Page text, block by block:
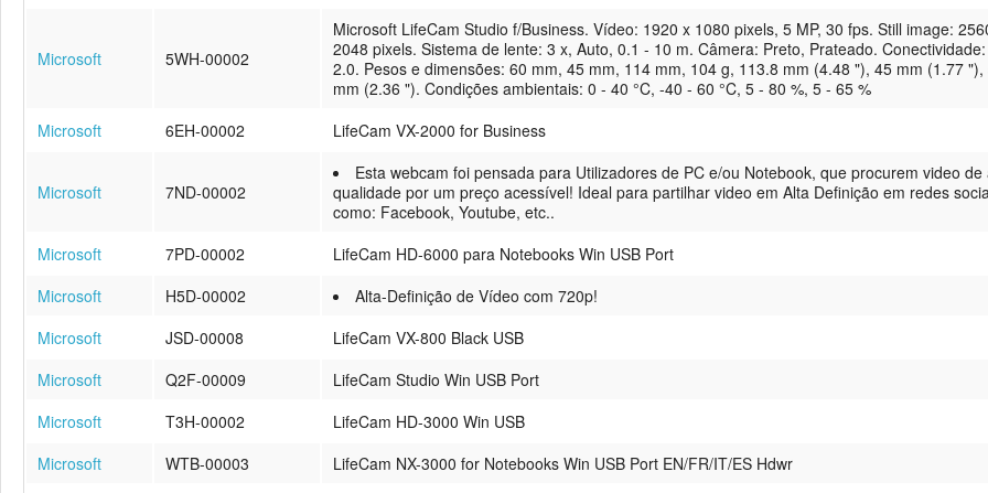
Microsoft 5WH-00002
Microsoft LifeCam Studio f/Business. Vídeo: 1920 x 1080 pixels, 5 MP, 30 fps. Still image:
2048 pixels. Sistema de lente: 3 x, Auto, 0.1 - 10 m. Câmera: Preto, Prateado.
2.0. Pesos e dimensões: 60 mm, 45 mm, 114 mm, 104 g, 113.8 mm (4.48 "), 45 mm (1.77 "),
mm (2.36 "). Condições ambientais: 0 - 40 °C, -40 - 60 °C, 5 - 80 %, 5 - 65 %
Microsoft
6EH-00002 LifeCam VX-2000 for Business
Microsoft 7ND-00002
Esta webcam foi pensada para Utilizadores de PC e/ou Notebook, que procurem video de
qualidade por um preço acessível! Ideal para partilhar video em Alta Definição em redes
como: Facebook, Youtube, etc..
Microsoft
7PD-00002
LifeCam HD-6000 para Notebooks Win USB Port
Microsoft
H5D-00002
Alta-Definição de Vídeo com 720p!
Microsoft
JSD-00008
LifeCam VX-800 Black USB
Microsoft
Q2F-00009
LifeCam Studio Win USB Port
Microsoft
T3H-00002
LifeCam HD-3000 Win USB
Microsoft
WTB-00003 LifeCam NX-3000 for Notebooks Win USB Port EN/FR/IT/ES Hdwr